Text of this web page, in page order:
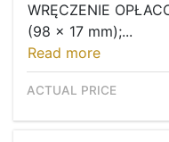
WRĘCZENIE
(98 x 17 mm);...
Read more